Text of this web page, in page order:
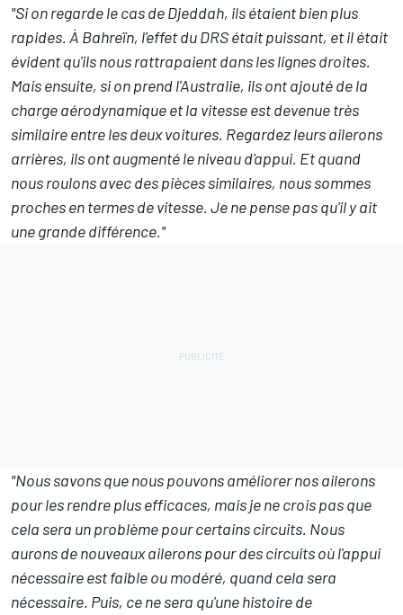
"Si on regarde le cas de Djeddah, ils étaient bien plus
rapides. À Bahreïn, l'effet du DRS était puissant, et il était
évident qu'ils nous rattrapaient dans les lignes droites.
Mais ensuite, si on prend l'Australie, ils ont ajouté de la
charge aérodynamique et la vitesse est devenue très
similaire entre les deux voitures. Regardez leurs ailerons
arrières, ils ont augmenté le niveau d'appui. Et quand
nous roulons avec des pièces similaires, nous sommes
proches en termes de vitesse. Je ne pense pas qu'il y ait
une grande différence."
"Nous savons que nous pouvons améliorer nos ailerons
pour les rendre plus efficaces, mais je ne crois pas que
cela sera un problème pour certains circuits. Nous
aurons de nouveaux ailerons pour des circuits où l'appui
nécessaire est faible ou modéré, quand cela sera
nécessaire. Puis, ce ne sera qu'une histoire de